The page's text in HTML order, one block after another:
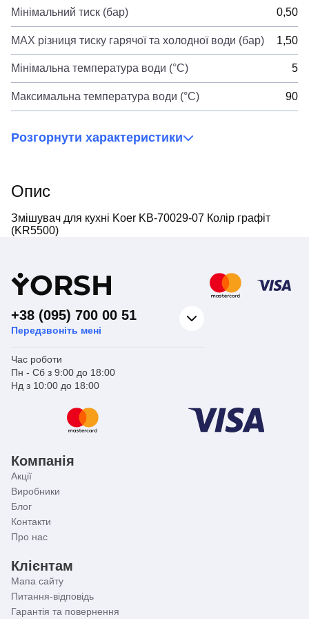
Мінімальний тиск (бар) 0,50
MAX різниця тиску гарячої та холодної води (бар) 1,50
Мінімальна температура води (°C) 5
Максимальна температура води (°C) 90
Розгорнути характеристики
Опис
Змішувач для кухні Koer KB-70029-07 Колір графіт
(KR5500)
YORSH
+38 (095) 700 00 51
Передзвоніть мені
Час роботи
Пн - Сб з 9:00 до 18:00
Нд з 10:00 до 18:00
Компанія
Акції
Виробники
Блог
Контакти
Про нас
Клієнтам
Мапа сайту
Питання-відповідь
Гарантія та повернення